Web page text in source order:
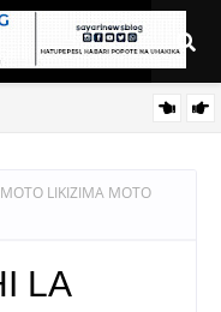
LIKIZIMA MOTO
LA